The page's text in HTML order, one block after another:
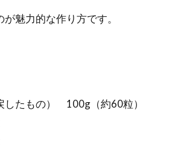
の食品への添加を原則全面禁止にしました。こ
ぬかを使ってみませんか
魅力的な作り方です。
したもの） 100g（約60粒）